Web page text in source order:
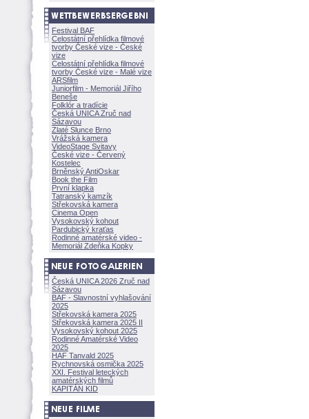
Festival BAF
Celostátní přehlídka filmové
tvorby České vize - České
vize
Celostátní přehlídka filmové
tvorby České vize - Malé vize
ARSfilm
Juniorfilm - Memoriál Jiřího
Beneše
Folklór a tradície
Česká UNICA Zruč nad
Sázavou
Zlaté Slunce Brno
Vrážská kamera
VideoStage Svitavy
České vize - Červený
Kostelec
Brněnský AntiOskar
Book the Film
První klapka
Tatranský kamzík
Střekovská kamera
Cinema Open
Vysokovský kohout
Pardubický kraťas
Rodinné amatérské video -
Memoriál Zdeňka Kopky
Česká UNICA 2026 Zruč nad
Sázavou
BAF - Slavnostní vyhlašování
2025
Střekovská kamera 2025
Střekovská kamera 2025 II
Vysokovský kohout 2025
Rodinné Amatérské Video
2025
HAF Tanvald 2025
Rychnovská osmička 2025
XXI. Festival leteckých
amatérských filmů
KAPITÁN KID